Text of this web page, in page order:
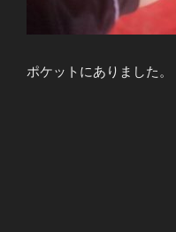
ポケットにありました。